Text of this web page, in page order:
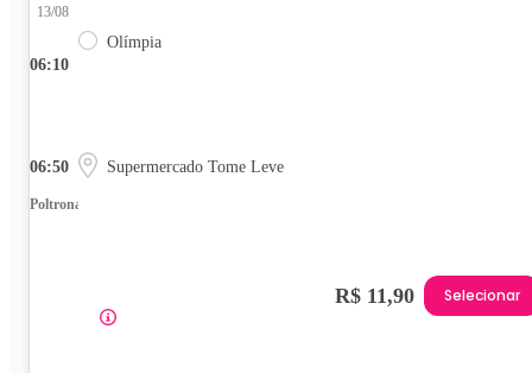
06:10
13/08
Olímpia
06:50 Supermercado Tome Leve
Poltrona
R$ 11,90 Selecionar